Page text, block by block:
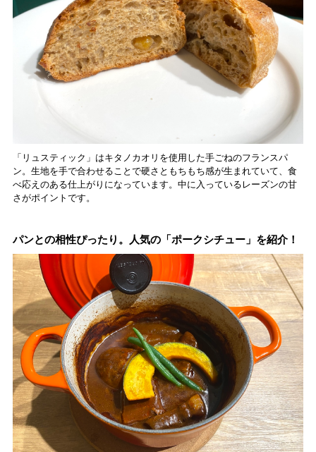
「リュスティック」はキタノカオリを使用した手ごねのフランスパ
ン。生地を手で合わせることで硬さともちもち感が生まれていて、食
べ応えのある仕上がりになっています。中に入っているレーズンの甘
さがポイントです。
パンとの相性ぴったり。人気の「ポークシチュー」を紹介！